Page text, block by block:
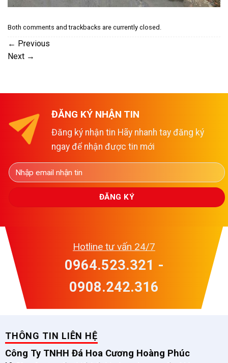
Both comments and trackbacks are currently closed.
← Previous
Next →
ĐĂNG KÝ NHẬN TIN
Đăng ký nhận tin Hãy nhanh tay đăng ký
ngay để nhận được tin mới
Hotline tư vấn 24/7
0964.523.321 -
0908.242.316
THÔNG TIN LIÊN HỆ
Công Ty TNHH Đá Hoa Cương Hoàng Phúc